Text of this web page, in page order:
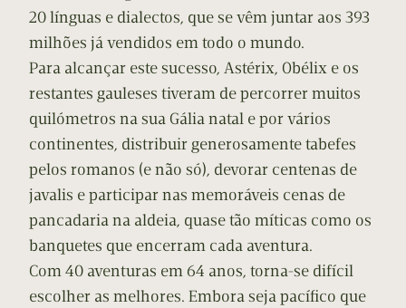
20 línguas e dialectos, que se vêm juntar aos 393
milhões já vendidos em todo o mundo.
Para alcançar este sucesso, Astérix, Obélix e os
restantes gauleses tiveram de percorrer muitos
quilómetros na sua Gália natal e por vários
continentes, distribuir generosamente tabefes
pelos romanos (e não só), devorar centenas de
javalis e participar nas memoráveis cenas de
pancadaria na aldeia, quase tão míticas como os
banquetes que encerram cada aventura.
Com 40 aventuras em 64 anos, torna-se difícil
escolher as melhores. Embora seja pacífico que